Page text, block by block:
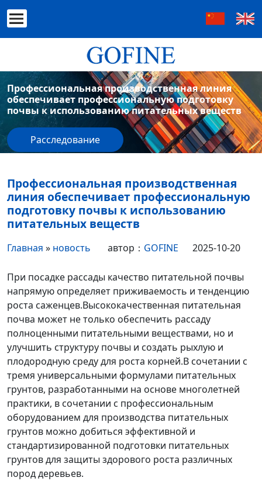
Профессиональная производственная линия
обеспечивает профессиональную подготовку
почвы к использованию питательных веществ
Расследование
Профессиональная производственная
линия обеспечивает профессиональную
подготовку почвы к использованию
питательных веществ
Главная » новость автор： GOFINE 2025-10-20
При посадке рассады качество питательной почвы
напрямую определяет приживаемость и тенденцию
роста саженцев.Высококачественная питательная
почва может не только обеспечить рассаду
полноценными питательными веществами, но и
улучшить структуру почвы и создать рыхлую и
плодородную среду для роста корней.В сочетании с
тремя универсальными формулами питательных
грунтов, разработанными на основе многолетней
практики, в сочетании с профессиональным
оборудованием для производства питательных
грунтов можно добиться эффективной и
стандартизированной подготовки питательных
грунтов для защиты здорового роста различных
пород деревьев.​